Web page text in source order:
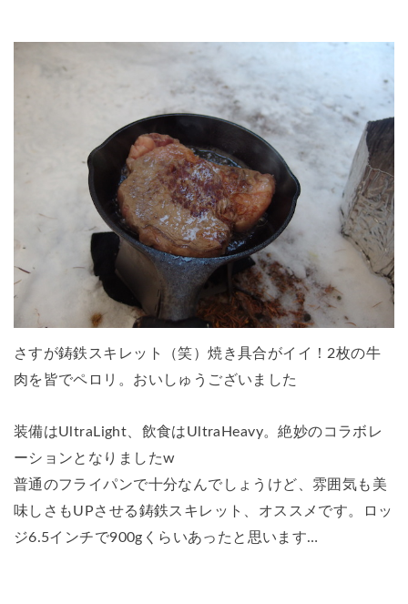
さすが鋳鉄スキレット（笑）焼き具合がイイ！2枚の牛
肉を皆でペロリ。おいしゅうございました
装備はUltraLight、飲食はUltraHeavy。絶妙のコラボレ
ーションとなりましたw
普通のフライパンで十分なんでしょうけど、雰囲気も美
味しさもUPさせる鋳鉄スキレット、オススメです。ロッ
ジ6.5インチで900gくらいあったと思います…